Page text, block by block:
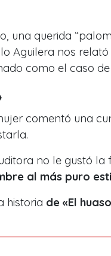
una querida
Aguilera nos
como el caso de
comentó una
no le gustó la
al más puro
historia de «El